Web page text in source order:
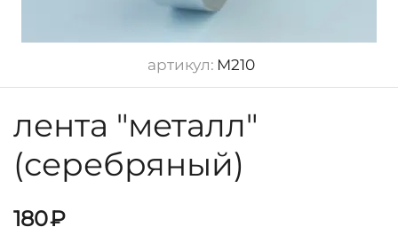
артикул: M210
лента "металл"
(серебряный)
180₽